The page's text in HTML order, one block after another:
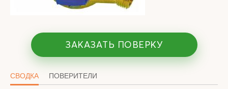
ЗАКАЗАТЬ ПОВЕРКУ
СВОДКА ПОВЕРИТЕЛИ